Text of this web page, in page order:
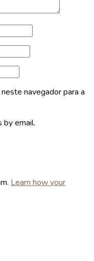
navegador para a
email.
Learn how your